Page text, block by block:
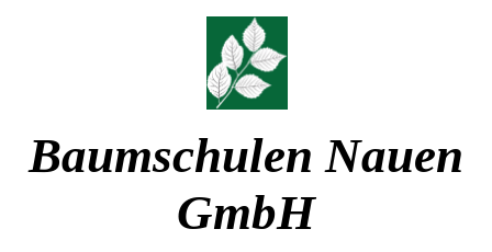
Baumschulen Nauen
GmbH